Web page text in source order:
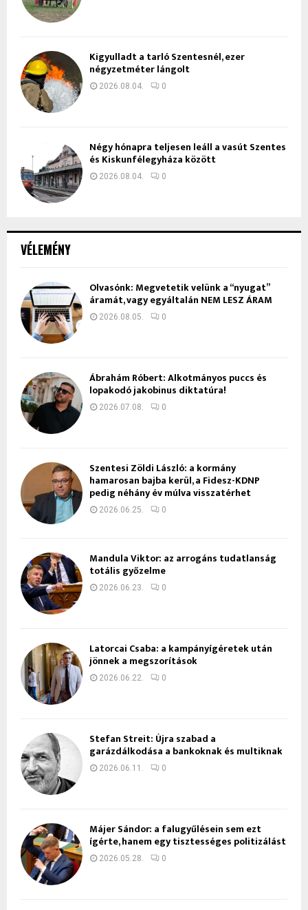
VÉLEMÉNY
Olvasónk: Megvetetik velünk a “nyugat”
áramát, vagy egyáltalán NEM LESZ ÁRAM
2026.08.05. 0
Ábrahám Róbert: Alkotmányos puccs és
lopakodó jakobinus diktatúra!
2026.07.08. 0
Szentesi Zöldi László: a kormány
hamarosan bajba kerül, a Fidesz-KDNP
pedig néhány év múlva visszatérhet
2026.06.25. 0
Mandula Viktor: az arrogáns tudatlanság
totális győzelme
2026.06.23. 0
Latorcai Csaba: a kampányígéretek után
jönnek a megszorítások
2026.06.22. 0
Stefan Streit: Újra szabad a
garázdálkodása a bankoknak és multiknak
2026.06.11. 0
Májer Sándor: a falugyűlésein sem ezt
ígérte, hanem egy tisztességes politizálást
2026.05.28. 0
Kigyulladt a tarló Szentesnél, ezer
négyzetméter lángolt
2026.08.04. 0
Négy hónapra teljesen leáll a vasút Szentes
és Kiskunfélegyháza között
2026.08.04. 0